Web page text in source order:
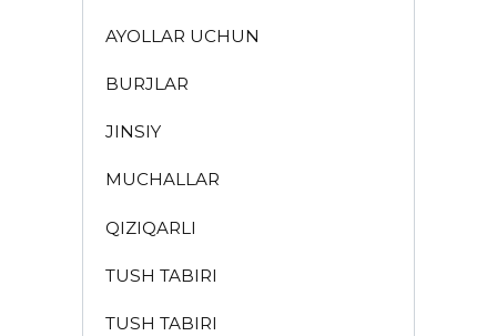
AYOLLAR UCHUN
BURJLAR
JINSIY
MUCHALLAR
QIZIQARLI
TUSH TABIRI
TUSH TABIRI